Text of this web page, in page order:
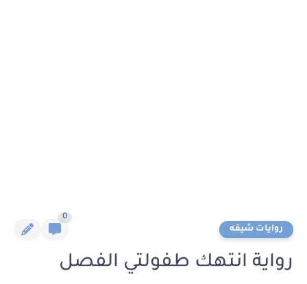
روايات شيقه
0
رواية انتهك طفولتي الفصل